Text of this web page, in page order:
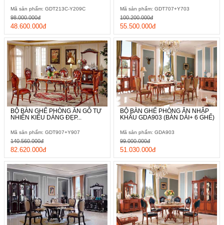
Mã sản phẩm: GDT213C-Y209C
48.600.000đ
98.000.000đ
Mã sản phẩm: GDT707+Y703
55.500.000đ
100.200.000đ
BỘ BÀN GHẾ PHÒNG ĂN GỖ TỰ
NHIÊN KIỂU DÁNG ĐẸP...
Mã sản phẩm: GDT907+Y907
82.620.000đ
140.560.000đ
BỘ BÀN GHẾ PHÒNG ĂN NHẬP
KHẨU GDA903 (BÀN DÀI+ 6 GHẾ)
Mã sản phẩm: GDA903
51.030.000đ
99.000.000đ